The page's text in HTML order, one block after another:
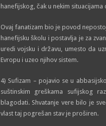
hanefijskog, čak u nekim
Ovaj fanatizam bio je povod
hanefijsku školu i postavlja je za
uredi vojsku i državu, umesto da
Evropu i uzeo njihov sistem.
4) Sufizam – pojavio se u
suštinskim greškama sufijskog
blagodati. Shvatanje vere bilo je
vlast taj pogrešan stav je proširen.